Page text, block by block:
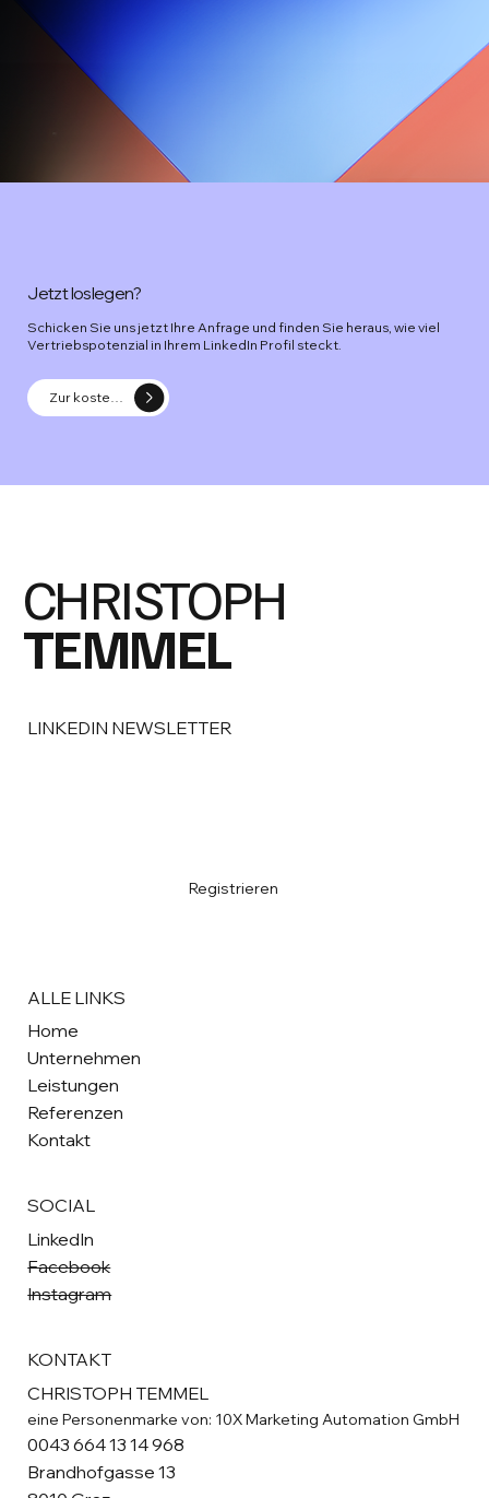
Jetzt loslegen?
Schicken Sie uns jetzt Ihre Anfrage und finden Sie heraus, wie viel
Vertriebspotenzial in Ihrem LinkedIn Profil steckt.
CHRISTOPH
TEMMEL
LINKEDIN NEWSLETTER
Registrieren
ALLE LINKS
Home
Unternehmen
Leistungen
Referenzen
Kontakt
SOCIAL
LinkedIn
Facebook
Instagram
KONTAKT
CHRISTOPH TEMMEL
eine Personenmarke von: 10X Marketing Automation GmbH
0043 664 13 14 968
Brandhofgasse 13